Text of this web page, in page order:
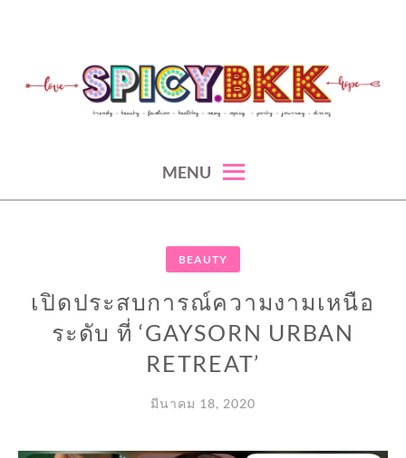
content
MENU
BEAUTY
เปิดประสบการณ์ความงามเหนือ
ระดับ ที่ ‘GAYSORN URBAN
RETREAT’
มีนาคม 18, 2020